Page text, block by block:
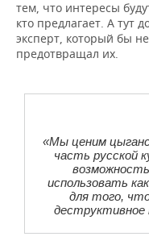
тем, что интересы
кто предлагает. А тут
эксперт, который бы
предотвращал их.
«Мы ценим
часть русской
использовать
для того,
деструктивное